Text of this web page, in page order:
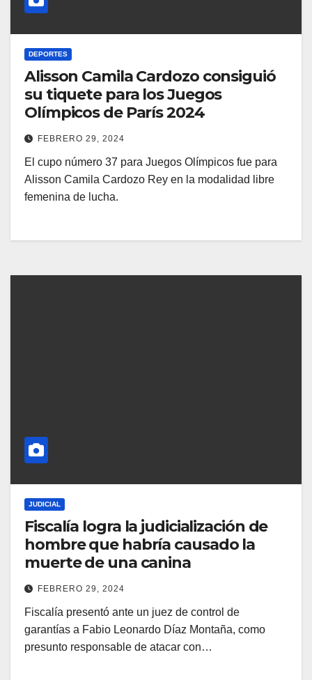
DEPORTES
Alisson Camila Cardozo consiguió
su tiquete para los Juegos
Olímpicos de París 2024
FEBRERO 29, 2024
El cupo número 37 para Juegos Olímpicos fue para
Alisson Camila Cardozo Rey en la modalidad libre
femenina de lucha.
JUDICIAL
Fiscalía logra la judicialización de
hombre que habría causado la
muerte de una canina
FEBRERO 29, 2024
Fiscalía presentó ante un juez de control de
garantías a Fabio Leonardo Díaz Montaña, como
presunto responsable de atacar con…